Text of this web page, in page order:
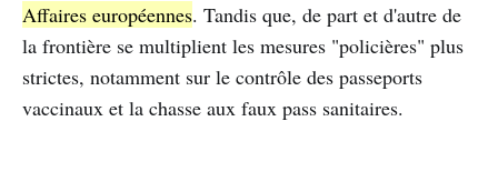
Affaires européennes. Tandis que, de part et d'autre de
la frontière se multiplient les mesures "policières" plus
strictes, notamment sur le contrôle des passeports
vaccinaux et la chasse aux faux pass sanitaires.